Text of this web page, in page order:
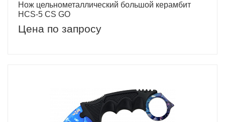
Нож цельнометаллический большой керамбит
HCS-5 CS GO
Цена по запросу